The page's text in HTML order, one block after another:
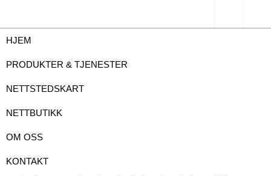
HJEM
PRODUKTER & TJENESTER
NETTSTEDSKART
NETTBUTIKK
OM OSS
KONTAKT
Eurofins kjøper Radonlab
Eksponering for radongass er identifisert av Verdens
Helseorganisasjon som den nest største risikofaktoren for